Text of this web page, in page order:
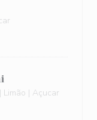
Limão | Açucar